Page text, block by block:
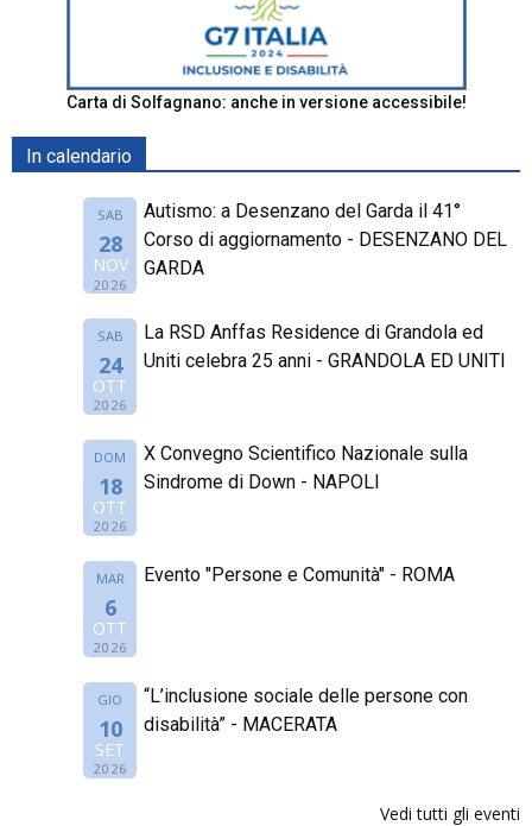
Carta di Solfagnano: anche in versione accessibile!
In calendario
SAB
28
NOV
2026
Autismo: a Desenzano del Garda il 41°
Corso di aggiornamento - DESENZANO DEL
GARDA
SAB
24
OTT
2026
La RSD Anffas Residence di Grandola ed
Uniti celebra 25 anni - GRANDOLA ED UNITI
DOM
18
OTT
2026
X Convegno Scientifico Nazionale sulla
Sindrome di Down - NAPOLI
MAR
6
OTT
2026
Evento "Persone e Comunità" - ROMA
GIO
10
SET
2026
“L’inclusione sociale delle persone con
disabilità” - MACERATA
Vedi tutti gli eventi